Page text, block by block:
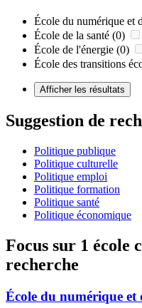
École du numérique et
École de la santé (0)
École de l'énergie (0)
École des transitions
Afficher les résultats
Suggestion de
Politique publique
Politique culturelle
Politique emploi
Politique formation
Politique santé
Politique économique
Focus sur 1 école
recherche
École du numérique et